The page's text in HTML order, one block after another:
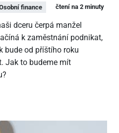
finance čtení na 2 minuty
dceru čerpá manžel
k zaměstnání podnikat,
bude od příštího roku
Jak to budeme mít